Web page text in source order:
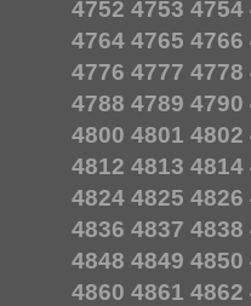
4752 4753 4754
4764 4765 4766
4776 4777 4778
4788 4789 4790
4800 4801 4802
4812 4813 4814
4824 4825 4826
4836 4837 4838
4848 4849 4850
4860 4861 4862